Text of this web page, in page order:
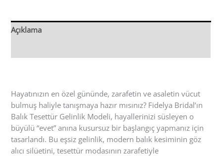
Açıklama
Hayatınızın en özel gününde, zarafetin ve asaletin vücut
bulmuş haliyle tanışmaya hazır mısınız? Fidelya Bridal’ın
Balık Tesettür Gelinlik Modeli, hayallerinizi süsleyen o
büyülü “evet” anına kusursuz bir başlangıç yapmanız için
tasarlandı. Bu eşsiz gelinlik, modern balık kesiminin göz
alıcı silüetini, tesettür modasının zarafetiyle